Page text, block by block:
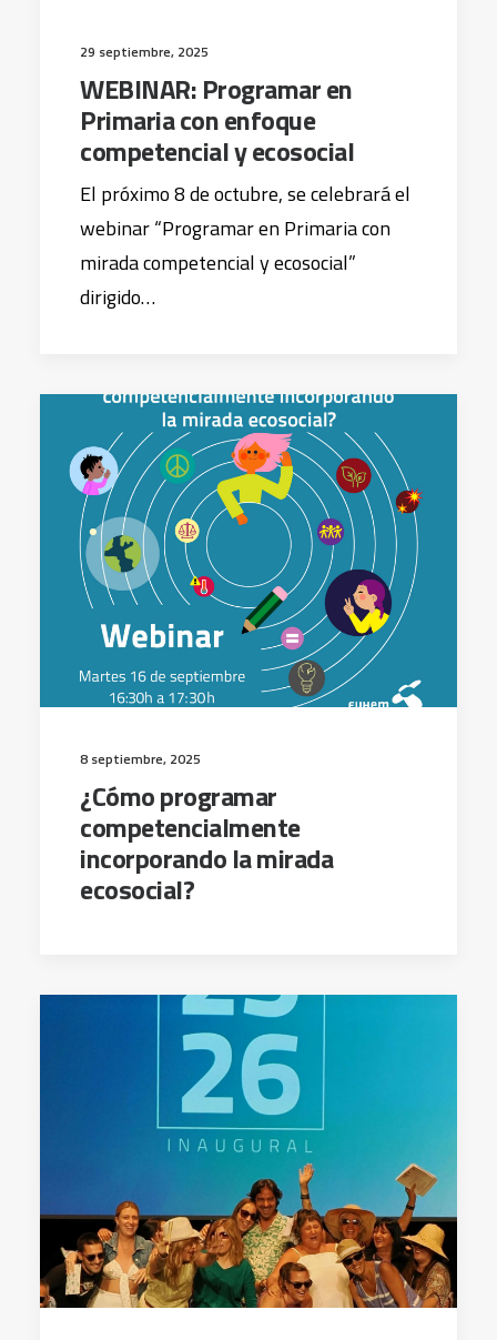
29 septiembre, 2025
WEBINAR: Programar en
Primaria con enfoque
competencial y ecosocial
El próximo 8 de octubre, se celebrará el
webinar “Programar en Primaria con
mirada competencial y ecosocial”
dirigido…
8 septiembre, 2025
¿Cómo programar
competencialmente
incorporando la mirada
ecosocial?